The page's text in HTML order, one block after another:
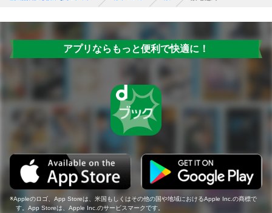
アプリならもっと便利で快適に！
Appleのロゴ、App Storeは、米国もしくはその他の国や地域におけるApple Inc.の商標で
す。App Storeは、Apple Inc.のサービスマークです。